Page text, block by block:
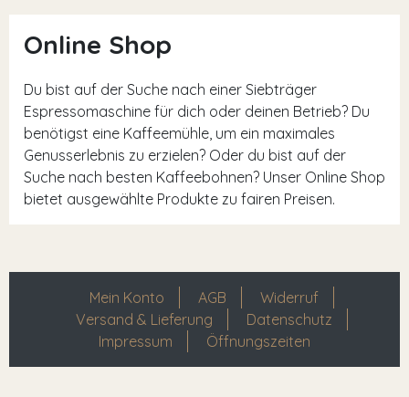
Online Shop
Du bist auf der Suche nach einer Siebträger
Espressomaschine für dich oder deinen Betrieb? Du
benötigst eine Kaffeemühle, um ein maximales
Genusserlebnis zu erzielen? Oder du bist auf der
Suche nach besten Kaffeebohnen? Unser Online Shop
bietet ausgewählte Produkte zu fairen Preisen.
Mein Konto AGB
Widerruf
Versand & Lieferung
Datenschutz
Impressum
Öffnungszeiten